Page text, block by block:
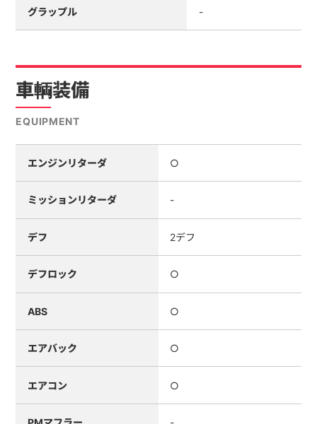
グラップル -
車輌装備
EQUIPMENT
エンジンリターダ ○
ミッションリターダ -
デフ 2デフ
デフロック ○
ABS ○
エアバック ○
エアコン ○